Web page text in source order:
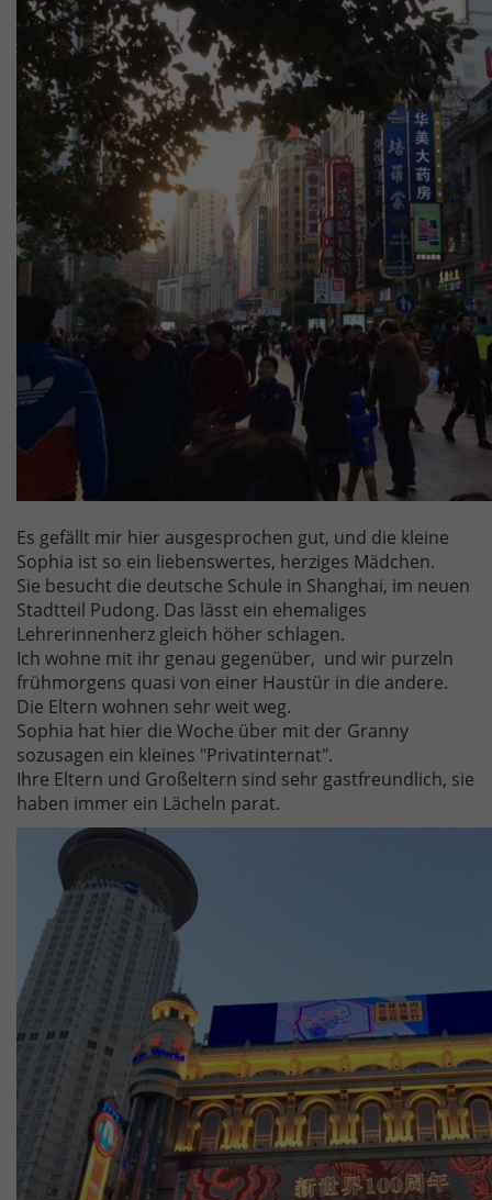
Es gefällt mir hier ausgesprochen gut, und die kleine
Sophia ist so ein liebenswertes, herziges Mädchen.
Sie besucht die deutsche Schule in Shanghai, im neuen
Stadtteil Pudong. Das lässt ein ehemaliges
Lehrerinnenherz gleich höher schlagen.
Ich wohne mit ihr genau gegenüber, und wir purzeln
frühmorgens quasi von einer Haustür in die andere.
Die Eltern wohnen sehr weit weg.
Sophia hat hier die Woche über mit der Granny
sozusagen ein kleines "Privatinternat".
Ihre Eltern und Großeltern sind sehr gastfreundlich, sie
haben immer ein Lächeln parat.